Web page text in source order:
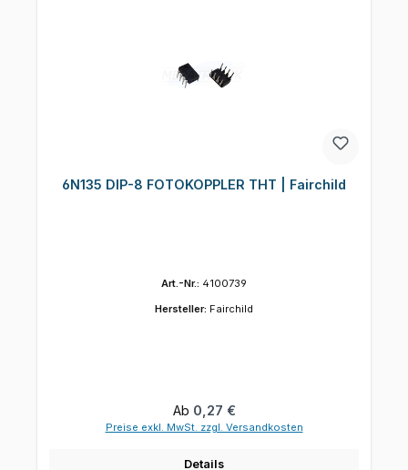
6N135 DIP-8 FOTOKOPPLER THT | Fairchild
Art.-Nr.: 4100739
Hersteller: Fairchild
Regulärer Preis:
Ab 0,27 €
Preise exkl. MwSt. zzgl. Versandkosten
Details